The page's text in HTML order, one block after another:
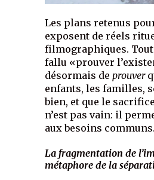
Les plans retenus
exposent de réels
filmographiques.
fallu «prouver
désormais de prouver
enfants, les familles,
bien, et que le
n’est pas vain: il
aux besoins communs.
La fragmentation de
métaphore de la